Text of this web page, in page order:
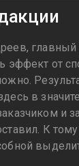
эффект от
в
и
К